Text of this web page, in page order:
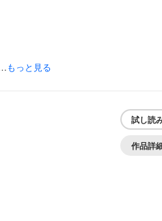
もっと見る
試し読
作品詳